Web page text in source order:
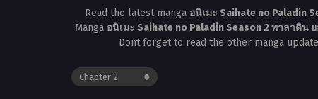
Read the latest manga อนิเมะ Saihate no Paladin
Manga อนิเมะ Saihate no Paladin Season 2 พาลาดิน
Dont forget to read the other manga